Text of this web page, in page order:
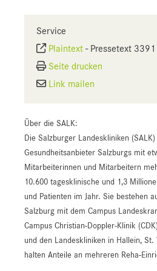
Service
Plaintext - Pressetext
Seite drucken
Link mailen
Über die SALK:
Die Salzburger Landeskliniken
Gesundheitsanbieter Salzburgs mit
Mitarbeiterinnen und Mitarbeitern
10.600 tagesklinische und 1,3
und Patienten im Jahr. Sie bestehen
Salzburg mit dem Campus
Campus Christian-Doppler-Klinik
und den Landeskliniken in Hallein, St.
halten Anteile an mehreren Reha-